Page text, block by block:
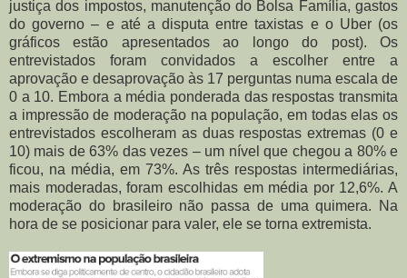
justiça dos impostos, manutenção do Bolsa Família, gastos
do governo – e até a disputa entre taxistas e o Uber (os
gráficos estão apresentados ao longo do post). Os
entrevistados foram convidados a escolher entre a
aprovação e desaprovação às 17 perguntas numa escala de
0 a 10. Embora a média ponderada das respostas transmita
a impressão de moderação na população, em todas elas os
entrevistados escolheram as duas respostas extremas (0 e
10) mais de 63% das vezes – um nível que chegou a 80% e
ficou, na média, em 73%. As três respostas intermediárias,
mais moderadas, foram escolhidas em média por 12,6%. A
moderação do brasileiro não passa de uma quimera. Na
hora de se posicionar para valer, ele se torna extremista.